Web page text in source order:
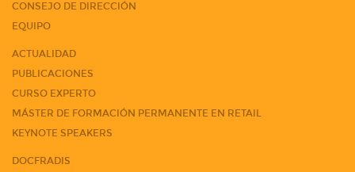
CONSEJO DE DIRECCIÓN
EQUIPO
ACTUALIDAD
PUBLICACIONES
CURSO EXPERTO
MÁSTER DE FORMACIÓN PERMANENTE EN RETAIL
KEYNOTE SPEAKERS
DOCFRADIS